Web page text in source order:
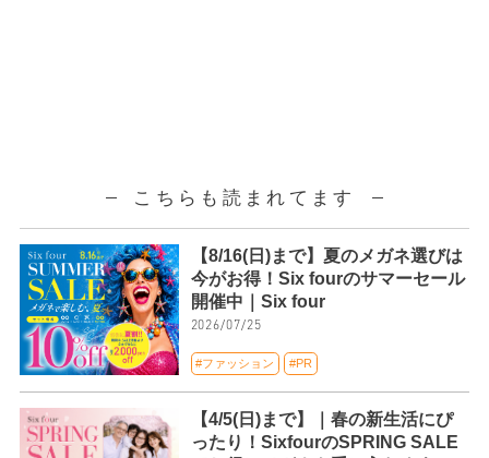
こちらも読まれてます
【8/16(日)まで】夏のメガネ選びは
今がお得！Six fourのサマーセール
開催中｜Six four
2026/07/25
#ファッション #PR
【4/5(日)まで】｜春の新生活にぴ
ったり！SixfourのSPRING SALE